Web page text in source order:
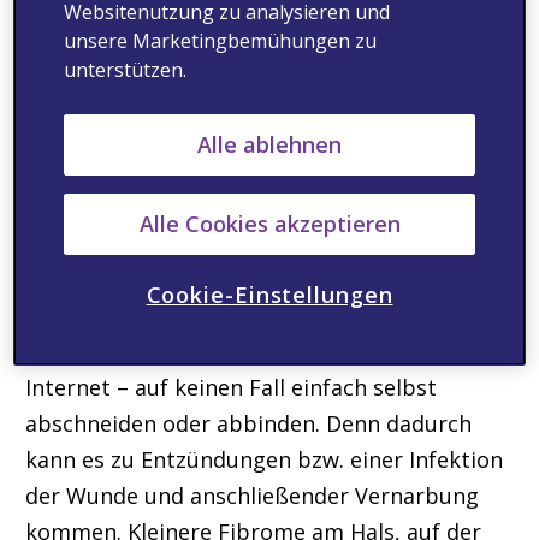
der Achsel bzw. Achselhöhle oder in der
Leistengegend. Von den Betroffenen werden
empfunden. Zudem können Schmuck oder
Kleidungsstücke an den Stielwarzen hängen
Reibung so beeinflussen, dass die Warzen
Betroffene sollten Fibrome – entgegen
Internet – auf keinen Fall einfach selbst
abschneiden oder abbinden. Denn dadurch
kann es zu Entzündungen bzw. einer Infektion
der Wunde und anschließender Vernarbung
kommen. Kleinere Fibrome am Hals, auf der
Websitenutzung zu analysieren und
unsere Marketingbemühungen zu
unterstützen.
Alle ablehnen
Alle Cookies akzeptieren
Cookie-Einstellungen